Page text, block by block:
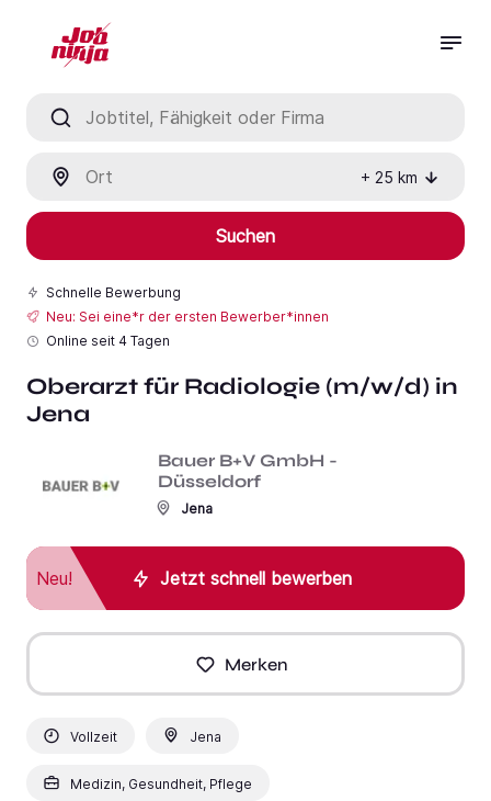
+ 25 km
Suchen
Schnelle Bewerbung
Neu: Sei eine*r der ersten Bewerber*innen
Online seit 4 Tagen
Oberarzt für Radiologie (m/w/d) in
Jena
Bauer B+V GmbH -
Düsseldorf
Jena
Jetzt schnell bewerben
Neu!
Merken
Vollzeit Jena
Medizin, Gesundheit, Pflege